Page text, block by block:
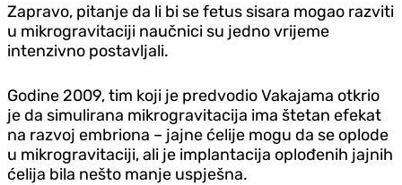
Zapravo, pitanje da li bi se fetus sisara mogao razviti
u mikrogravitaciji naučnici su jedno vrijeme
intenzivno postavljali.
Godine 2009, tim koji je predvodio Vakajama otkrio
je da simulirana mikrogravitacija ima štetan efekat
na razvoj embriona – jajne ćelije mogu da se oplode
u mikrogravitaciji, ali je implantacija oplođenih jajnih
ćelija bila nešto manje uspješna.